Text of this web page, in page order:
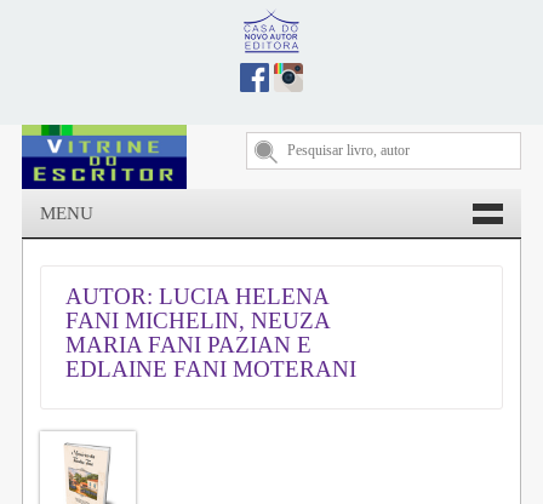
MENU
AUTOR: LUCIA HELENA
FANI MICHELIN, NEUZA
MARIA FANI PAZIAN E
EDLAINE FANI MOTERANI